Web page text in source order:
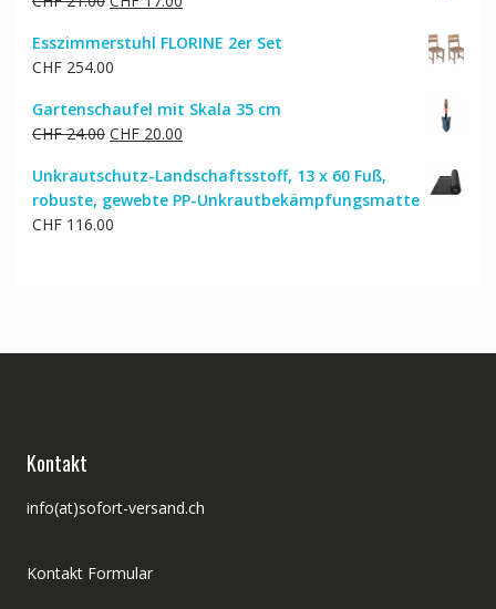
CHF 152.00
war:
CHF 21.00
ist:
Esszimmerstuhl FLORINE 2er Set
CHF254.00
Gartenschaufel mit Skala 35 cm
CHF24.00 Ursprünglicher
war:
CHF 24.00
CHF20.00Aktueller
ist:
CHF 20.00.
Unkrautschutz-Landschaftsstoff, 13 x 60 Fuß,
robuste, gewebte PP-Unkrautbekämpfungsmatte
CHF116.00
Kontakt
info(at)sofort-versand.ch
Kontakt Formular